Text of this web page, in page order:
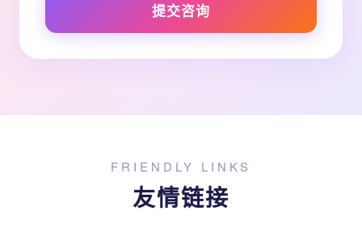
提交咨询
FRIENDLY LINKS
友情链接